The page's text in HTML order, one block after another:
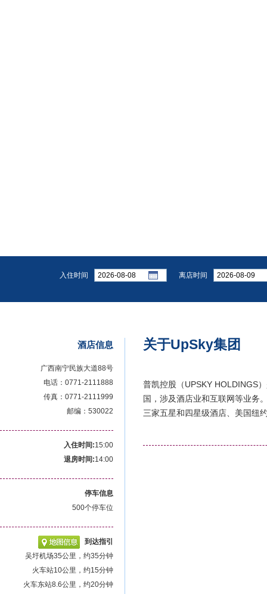
入住时间 离店时间
酒店信息
广西南宁民族大道88号
电话：0771-2111888
传真：0771-2111999
邮编：530022
入住时间:15:00
退房时间:14:00
停车信息
500个停车位
到达指引
吴圩机场35公里，约35分钟
火车站10公里，约15分钟
火车东站8.6公里，约20分钟
关于UpSky集团
普凯控股（UPSKY HOLDINGS
国，涉及酒店业和互联网等业务
三家五星和四星级酒店、美国纽